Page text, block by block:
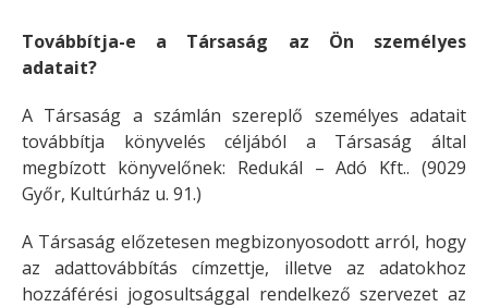
Továbbítja-e a Társaság az Ön személyes
adatait?
A Társaság a számlán szereplő személyes adatait
továbbítja könyvelés céljából a Társaság által
megbízott könyvelőnek: Redukál – Adó Kft.. (9029
Győr, Kultúrház u. 91.)
A Társaság előzetesen megbizonyosodott arról, hogy
az adattovábbítás címzettje, illetve az adatokhoz
hozzáférési jogosultsággal rendelkező szervezet az